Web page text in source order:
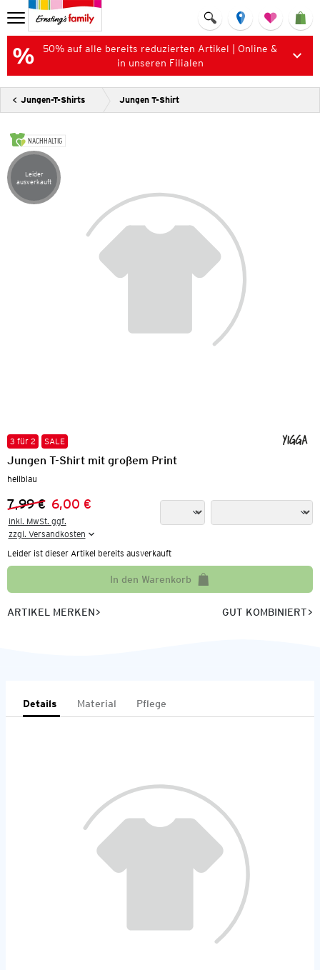
50% auf alle bereits reduzierten Artikel | Online &
in unseren Filialen
Jungen-T-Shirts Jungen T-Shirt
NACHHALTIG
Artikel leider ausverkauft
Leider
ausverkauft
3 für 2 SALE
Jungen T-Shirt mit großem Print
hellblau
Vorheriger Preis:
7,99 €
Neuer Preis:
6,00 €
inkl. MwSt. ggf.
zzgl. Versandkosten
Leider ist dieser Artikel bereits ausverkauft
In den Warenkorb
ARTIKEL MERKEN GUT KOMBINIERT
Details Material Pflege